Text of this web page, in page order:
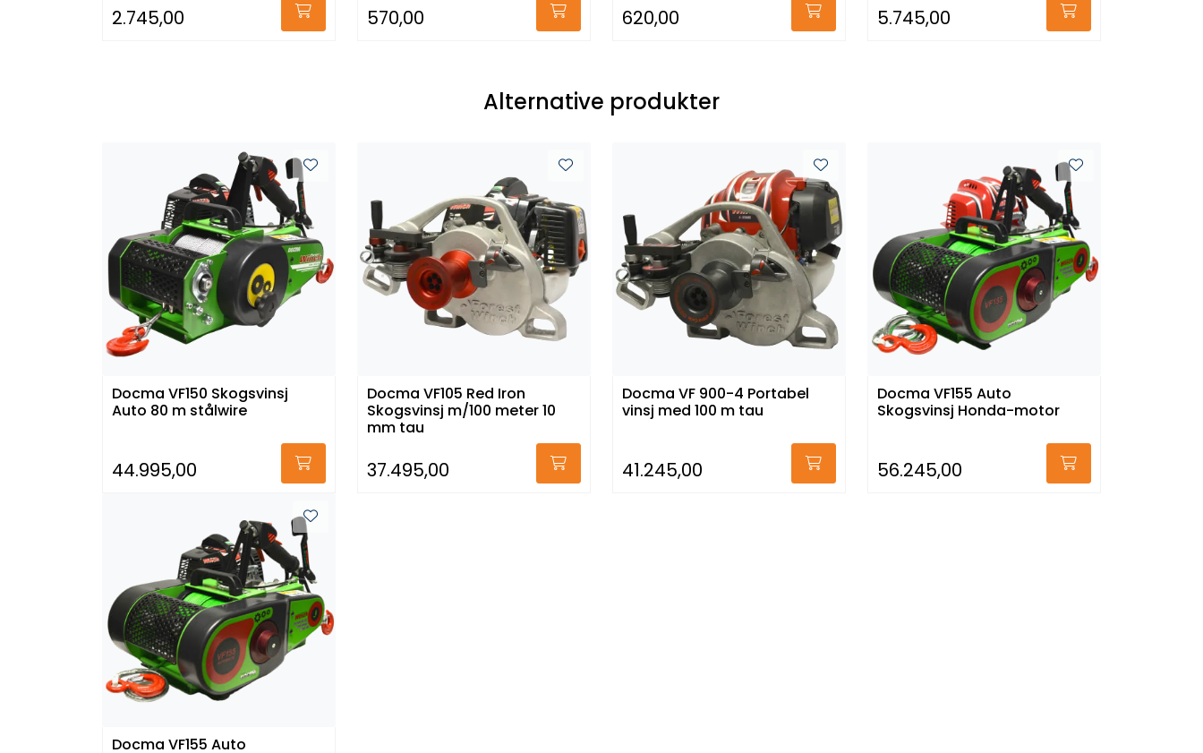
2.745,00 570,00 620,00 5.745,00
Alternative produkter
Docma VF150 Skogsvinsj
Auto 80 m stålwire
44.995,00
Docma VF105 Red Iron
Skogsvinsj m/100 meter 10
mm tau
37.495,00
Docma VF 900-4 Portabel
vinsj med 100 m tau
41.245,00
Docma VF155 Auto
Skogsvinsj Honda-motor
56.245,00
Docma VF155 Auto